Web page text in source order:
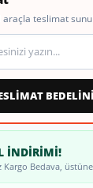
araçla teslimat
İNDIRIMI!
Kargo Bedava,